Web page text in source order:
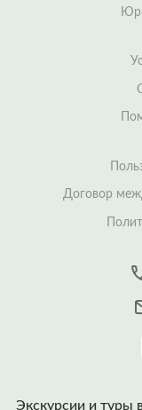
Договор
Экскурсии и туры